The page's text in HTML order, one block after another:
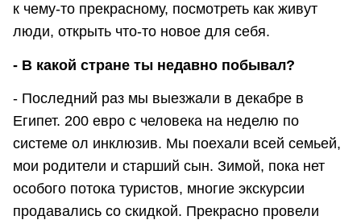
к чему-то прекрасному, посмотреть как живут
люди, открыть что-то новое для себя.
- В какой стране ты недавно побывал?
- Последний раз мы выезжали в декабре в
Египет. 200 евро с человека на неделю по
системе ол инклюзив. Мы поехали всей семьей,
мои родители и старший сын. Зимой, пока нет
особого потока туристов, многие экскурсии
продавались со скидкой. Прекрасно провели